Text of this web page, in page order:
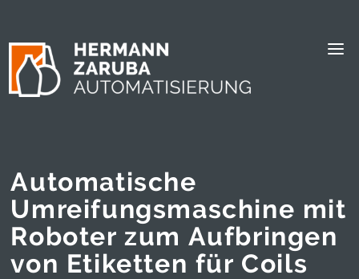
Automatische
Umreifungsmaschine mit
Roboter zum Aufbringen
von Etiketten für Coils